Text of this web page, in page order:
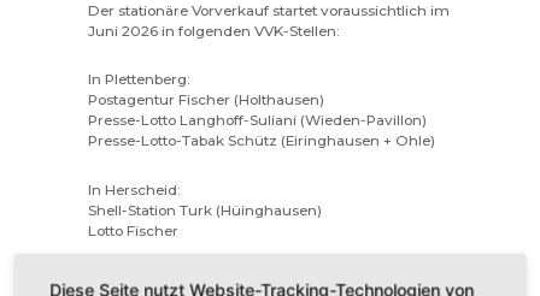
Der stationäre Vorverkauf startet voraussichtlich im
Juni 2026 in folgenden VVK-Stellen:
In Plettenberg:
Postagentur Fischer (Holthausen)
Presse-Lotto Langhoff-Suliani (Wieden-Pavillon)
Presse-Lotto-Tabak Schütz (Eiringhausen + Ohle)
In Herscheid:
Shell-Station Turk (Hüinghausen)
Lotto Fischer
In Werdohl:
Diese Seite nutzt Website-Tracking-Technologien von